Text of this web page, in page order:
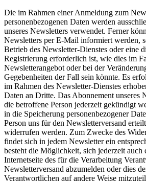
Die im Rahmen einer Anmeldung zum
personenbezogenen Daten werden
unseres Newsletters verwendet. Ferner
Newsletters per E-Mail informiert werden,
Betrieb des Newsletter-Dienstes oder eine
Registrierung erforderlich ist, wie dies im
Newsletterangebot oder bei der
Gegebenheiten der Fall sein könnte. Es
im Rahmen des Newsletter-Dienstes
Daten an Dritte. Das Abonnement unseres
die betroffene Person jederzeit gekündigt
in die Speicherung personenbezogener
Person uns für den Newsletterversand
widerrufen werden. Zum Zwecke des
findet sich in jedem Newsletter ein
besteht die Möglichkeit, sich jederzeit auch
Internetseite des für die Verarbeitung
Newsletterversand abzumelden oder dies
Verantwortlichen auf andere Weise